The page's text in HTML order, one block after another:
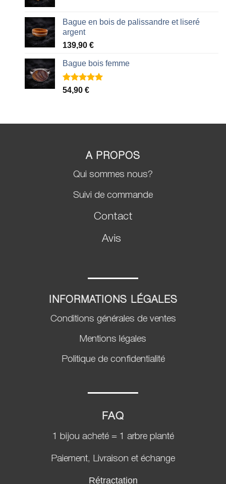
Bague en bois de palissandre et liseré
argent
139,90 €
Bague bois femme
Noté5.00
2
54,90 €
A PROPOS
Qui sommes nous?
Suivi de commande
Contact
Avis
INFORMATIONS LÉGALES
Conditions générales de ventes
Mentions légales
Politique de confidentialité
FAQ
1 bijou acheté = 1 arbre planté
Paiement, Livraison et échange
Rétractation